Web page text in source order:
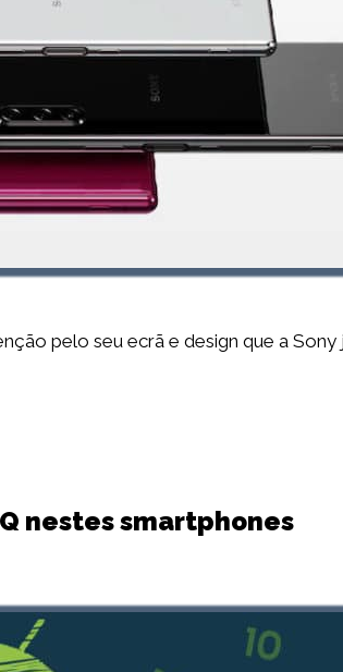
pelo seu ecrã e design que a Sony
nestes smartphones